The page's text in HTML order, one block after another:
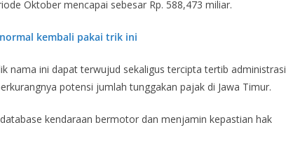
Oktober mencapai sebesar Rp. 588,473 miliar.
kembali pakai trik ini
nama ini dapat terwujud sekaligus tercipta tertib administrasi
potensi jumlah tunggakan pajak di Jawa Timur.
kendaraan bermotor dan menjamin kepastian hak